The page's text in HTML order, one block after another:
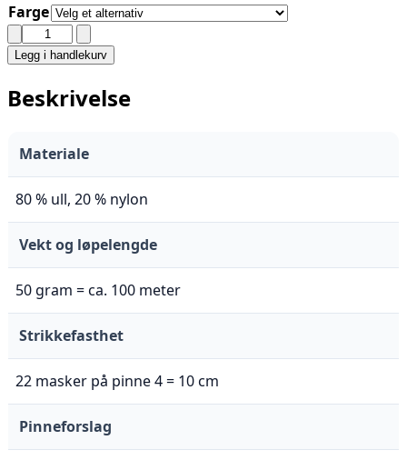
Farge
GJESTAL
-
RAGGEGARN
antall
Legg i handlekurv
Beskrivelse
Materiale
80 % ull, 20 % nylon
Vekt og løpelengde
50 gram = ca. 100 meter
Strikkefasthet
22 masker på pinne 4 = 10 cm
Pinneforslag